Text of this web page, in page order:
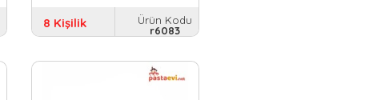
8 Kişilik
Ürün Kodu
r6083